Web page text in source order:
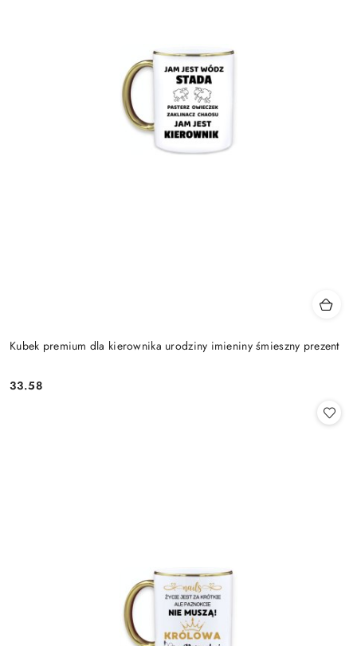
Kubek premium dla kierownika urodziny imieniny śmieszny prezent
Cena:
33.58